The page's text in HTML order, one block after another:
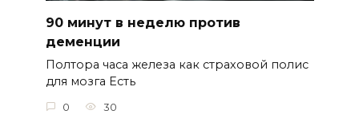
90 минут в неделю против
деменции
Полтора часа железа как страховой полис
для мозга Есть
0 30